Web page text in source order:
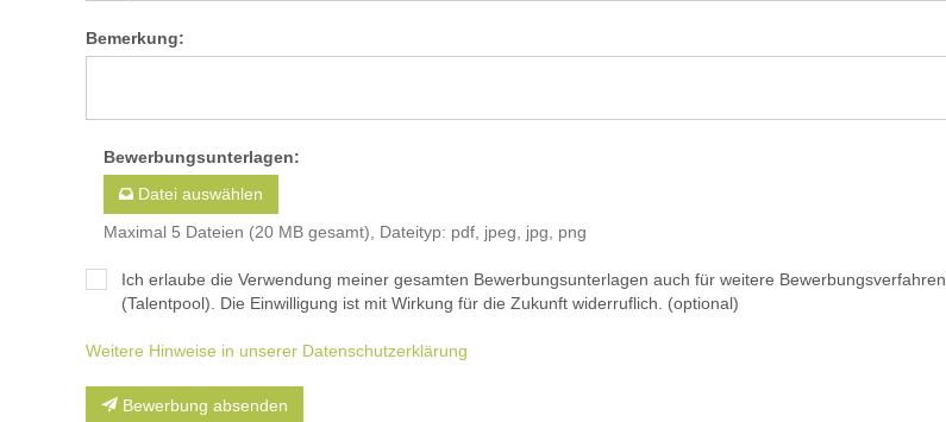
Bemerkung:
Bewerbungsunterlagen:
Datei auswählen
Maximal 5 Dateien (20 MB gesamt), Dateityp: pdf, jpeg, jpg, png
Ich erlaube die Verwendung meiner gesamten Bewerbungsunterlagen auch für weitere Bewerbungsverfahren
(Talentpool). Die Einwilligung ist mit Wirkung für die Zukunft widerruflich. (optional)
Weitere Hinweise in unserer Datenschutzerklärung
Bewerbung absenden